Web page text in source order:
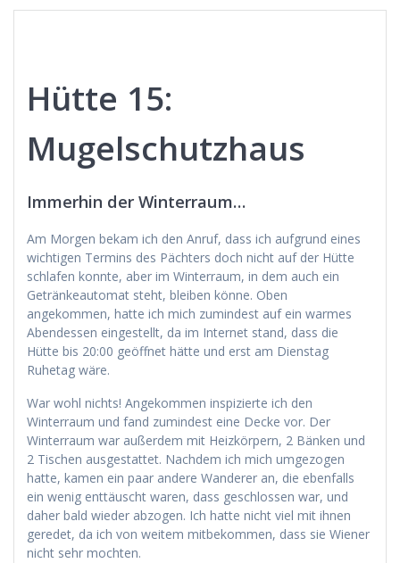
Hütte 15:
Mugelschutzhaus
Immerhin der Winterraum…
Am Morgen bekam ich den Anruf, dass ich aufgrund eines
wichtigen Termins des Pächters doch nicht auf der Hütte
schlafen konnte, aber im Winterraum, in dem auch ein
Getränkeautomat steht, bleiben könne. Oben
angekommen, hatte ich mich zumindest auf ein warmes
Abendessen eingestellt, da im Internet stand, dass die
Hütte bis 20:00 geöffnet hätte und erst am Dienstag
Ruhetag wäre.
War wohl nichts! Angekommen inspizierte ich den
Winterraum und fand zumindest eine Decke vor. Der
Winterraum war außerdem mit Heizkörpern, 2 Bänken und
2 Tischen ausgestattet. Nachdem ich mich umgezogen
hatte, kamen ein paar andere Wanderer an, die ebenfalls
ein wenig enttäuscht waren, dass geschlossen war, und
daher bald wieder abzogen. Ich hatte nicht viel mit ihnen
geredet, da ich von weitem mitbekommen, dass sie Wiener
nicht sehr mochten.